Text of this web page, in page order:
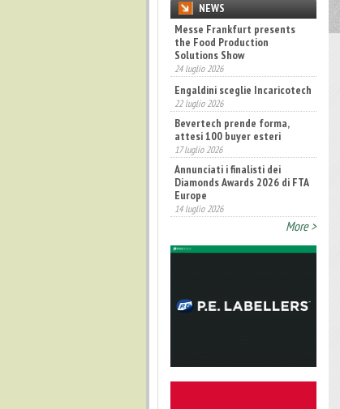
NEWS
Messe Frankfurt presents
the Food Production
Solutions Show
24 luglio 2026
Engaldini sceglie Incaricotech
22 luglio 2026
Bevertech prende forma,
attesi 100 buyer esteri
17 luglio 2026
Annunciati i finalisti dei
Diamonds Awards 2026 di FTA
Europe
14 luglio 2026
10 luglio 2026
More >